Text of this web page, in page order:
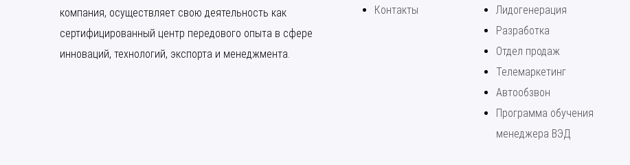
компания, осуществляет свою деятельность как
сертифицированный центр передового опыта в сфере
инноваций, технологий, экспорта и менеджмента.
Контакты
Лидогенерация
Разработка
Отдел продаж
Телемаркетинг
Автообзвон
Программа обучения
менеджера ВЭД